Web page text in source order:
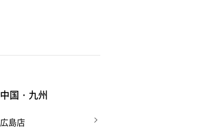
中国・九州
広島店